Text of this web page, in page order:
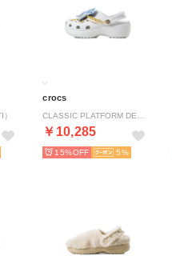
crocs
￥10,285
15% 5